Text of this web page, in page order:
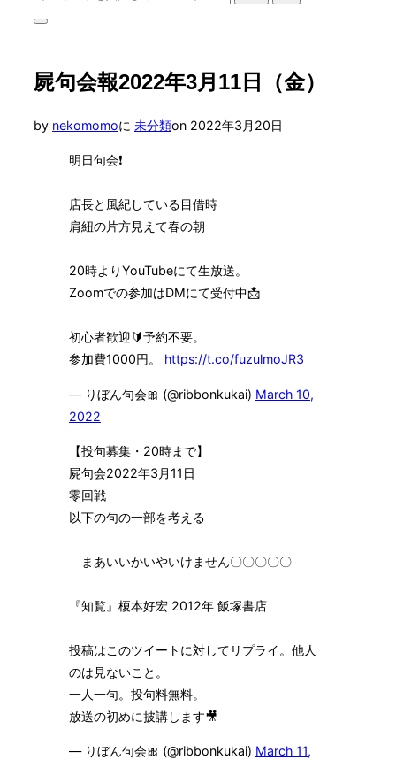
索
サ
バ
ー
ナ
屍句会報2022年3月11日（金）
by nekomomoに 未分類on 投
2022年3月20日
明日句会❗️
店長と風紀している目借時
肩紐の片方見えて春の朝
20時よりYouTubeにて生放送。
Zoomでの参加はDMにて受付中📩
初心者歓迎🔰予約不要。
参加費1000円。 https://t.co/fuzulmoJR3
— りぼん句会🎀 (@ribbonkukai) March 10,
2022
【投句募集・20時まで】
屍句会2022年3月11日
零回戦
以下の句の一部を考える
まあいいかいやいけません〇〇〇〇〇
『知覧』榎本好宏 2012年 飯塚書店
投稿はこのツイートに対してリプライ。他人
のは見ないこと。
一人一句。投句料無料。
放送の初めに披講します🎥
— りぼん句会🎀 (@ribbonkukai) March 11,